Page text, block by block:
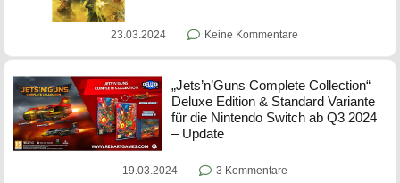
23.03.2024 Keine Kommentare
„Jets’n’Guns Complete Collection“
Deluxe Edition & Standard Variante
für die Nintendo Switch ab Q3 2024
– Update
19.03.2024 3 Kommentare